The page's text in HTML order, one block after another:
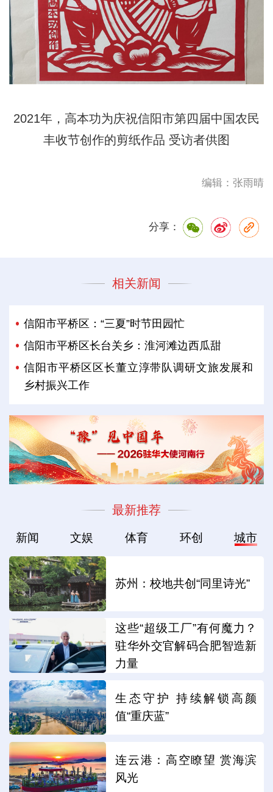
2021年，高本功为庆祝信阳市第四届中国农民
丰收节创作的剪纸作品 受访者供图
编辑：张雨晴
分享：
相关新闻
信阳市平桥区：“三夏”时节田园忙
信阳市平桥区长台关乡：淮河滩边西瓜甜
信阳市平桥区区长董立淳带队调研文旅发展和
乡村振兴工作
最新推荐
新闻 文娱 体育 环创 城市
苏州：校地共创“同里诗光”
这些“超级工厂”有何魔力？
驻华外交官解码合肥智造新
力量
生态守护 持续解锁高颜
值“重庆蓝”
连云港：高空瞭望 赏海滨
风光